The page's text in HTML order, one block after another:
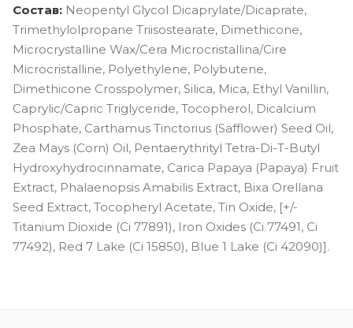
Состав: Neopentyl Glycol Dicaprylate/Dicaprate,
Trimethylolpropane Triisostearate, Dimethicone,
Microcrystalline Wax/Cera Microcristallina/Cire
Microcristalline, Polyethylene, Polybutene,
Dimethicone Crosspolymer, Silica, Mica, Ethyl Vanillin,
Caprylic/Capric Triglyceride, Tocopherol, Dicalcium
Phosphate, Carthamus Tinctorius (Safflower) Seed Oil,
Zea Mays (Corn) Oil, Pentaerythrityl Tetra-Di-T-Butyl
Hydroxyhydrocinnamate, Carica Papaya (Papaya) Fruit
Extract, Phalaenopsis Amabilis Extract, Bixa Orellana
Seed Extract, Tocopheryl Acetate, Tin Oxide, [+/-
Titanium Dioxide (Ci 77891), Iron Oxides (Ci 77491, Ci
77492), Red 7 Lake (Ci 15850), Blue 1 Lake (Ci 42090)].